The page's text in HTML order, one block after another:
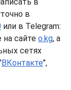
в
или в Telegram:
на сайте o.kg, а
сетях
ВКонтакте",